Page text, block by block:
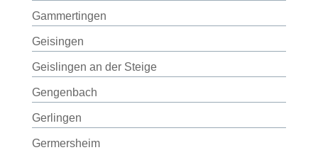
Gammertingen
Geisingen
Geislingen an der Steige
Gengenbach
Gerlingen
Germersheim